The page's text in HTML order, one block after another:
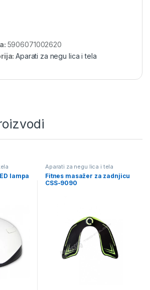
5906071002620
Aparati za negu lica i tela
lampa
Aparati za negu lica i tela
Fitnes masažer za zadnjicu
CSS-9090